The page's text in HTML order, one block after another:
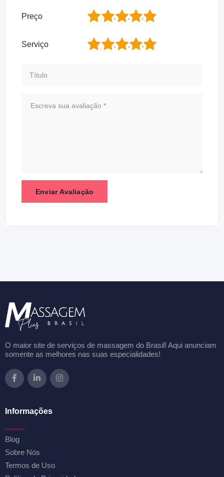
Preço 5
4
3
2
Serviço 5
4
3
2
O maior site de serviços de massagem do Brasil! Aqui anunciam
somente as melhores nas suas especialidades!
Informações
Blog
Sobre Nós
Termos de Uso